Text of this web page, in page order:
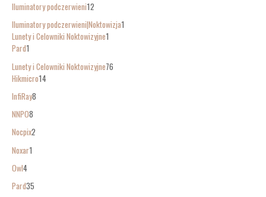
Iluminatory podczerwieni12
Iluminatory podczerwieni|Noktowizja1
Lunety i Celowniki Noktowizyjne1
Pard1
Lunety i Celowniki Noktowizyjne76
Hikmicro14
InfiRay8
NNPO8
Nocpix2
Noxar1
Owl4
Pard35